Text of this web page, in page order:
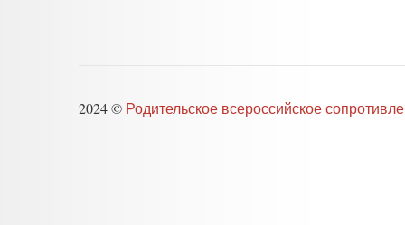
2024 © Родительское всероссийское